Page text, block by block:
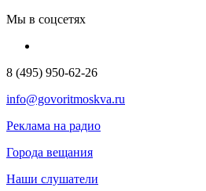
Мы в соцсетях
8 (495) 950-62-26
info@govoritmoskva.ru
Реклама на радио
Города вещания
Наши слушатели